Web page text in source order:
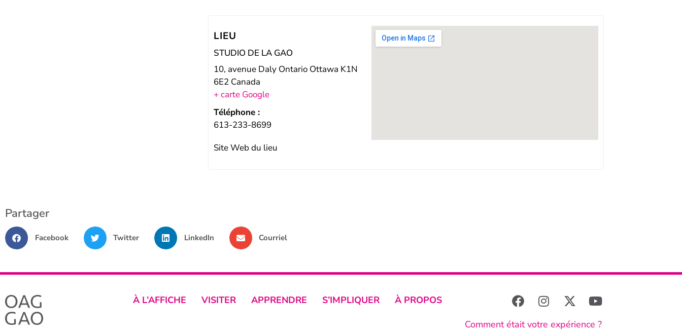
LIEU
STUDIO DE LA GAO
10, avenue Daly Ontario Ottawa K1N
6E2 Canada
+ carte Google
Téléphone :
613-233-8699
Site Web du lieu
Partager
Facebook Twitter LinkedIn Courriel
À L’AFFICHE VISITER APPRENDRE S’IMPLIQUER
À PROPOS
Comment était votre expérience ?